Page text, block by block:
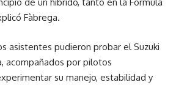
Fàbrega.
asistentes pudieron probar el Suzuki
acompañados por pilotos
su manejo, estabilidad y